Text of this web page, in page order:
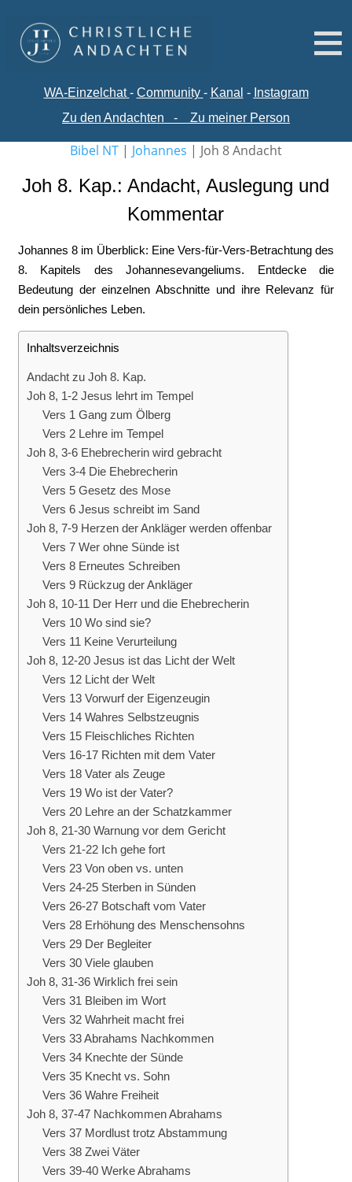
WA-Einzelchat - Community - Kanal - Instagram
Zu den Andachten
- Zu meiner Person
Bibel NT | Johannes | Joh 8 Andacht
Joh 8. Kap.: Andacht, Auslegung und
Kommentar
Johannes 8 im Überblick: Eine Vers-für-Vers-Betrachtung des
8. Kapitels des Johannesevangeliums. Entdecke die
Bedeutung der einzelnen Abschnitte und ihre Relevanz für
dein persönliches Leben.
Inhaltsverzeichnis
Andacht zu Joh 8. Kap.
Joh 8, 1-2 Jesus lehrt im Tempel
Vers 1 Gang zum Ölberg
Vers 2 Lehre im Tempel
Joh 8, 3-6 Ehebrecherin wird gebracht
Vers 3-4 Die Ehebrecherin
Vers 5 Gesetz des Mose
Vers 6 Jesus schreibt im Sand
Joh 8, 7-9 Herzen der Ankläger werden offenbar
Vers 7 Wer ohne Sünde ist
Vers 8 Erneutes Schreiben
Vers 9 Rückzug der Ankläger
Joh 8, 10-11 Der Herr und die Ehebrecherin
Vers 10 Wo sind sie?
Vers 11 Keine Verurteilung
Joh 8, 12-20 Jesus ist das Licht der Welt
Vers 12 Licht der Welt
Vers 13 Vorwurf der Eigenzeugin
Vers 14 Wahres Selbstzeugnis
Vers 15 Fleischliches Richten
Vers 16-17 Richten mit dem Vater
Vers 18 Vater als Zeuge
Vers 19 Wo ist der Vater?
Vers 20 Lehre an der Schatzkammer
Joh 8, 21-30 Warnung vor dem Gericht
Vers 21-22 Ich gehe fort
Vers 23 Von oben vs. unten
Vers 24-25 Sterben in Sünden
Vers 26-27 Botschaft vom Vater
Vers 28 Erhöhung des Menschensohns
Vers 29 Der Begleiter
Vers 30 Viele glauben
Joh 8, 31-36 Wirklich frei sein
Vers 31 Bleiben im Wort
Vers 32 Wahrheit macht frei
Vers 33 Abrahams Nachkommen
Vers 34 Knechte der Sünde
Vers 35 Knecht vs. Sohn
Vers 36 Wahre Freiheit
Joh 8, 37-47 Nachkommen Abrahams
Vers 37 Mordlust trotz Abstammung
Vers 38 Zwei Väter
Vers 39-40 Werke Abrahams